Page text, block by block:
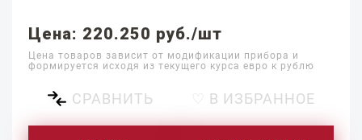
Цена: 220.250 руб./шт
Цена товаров зависит от модификации прибора и
формируется исходя из текущего курса евро к рублю
СРАВНИТЬ ♡ В ИЗБРАННОЕ